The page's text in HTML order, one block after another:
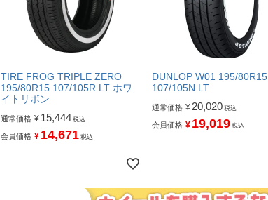
TIRE FROG TRIPLE ZERO
195/80R15 107/105R LT ホワ
イトリボン
通常価格 ¥ 15,444 税込
会員価格 ¥ 14,671 税込
DUNLOP W01 195/80R15
107/105N LT
通常価格 ¥20,020 税込
会員価格 ¥ 19,019 税込